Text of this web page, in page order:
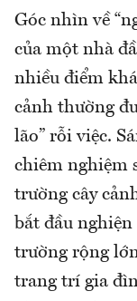
Góc nhìn về
của một nhà
nhiều điểm
cảnh thường
lão” rỗi việc.
chiêm nghiệm
trường cây
bắt đầu
trường rộng
trang trí gia